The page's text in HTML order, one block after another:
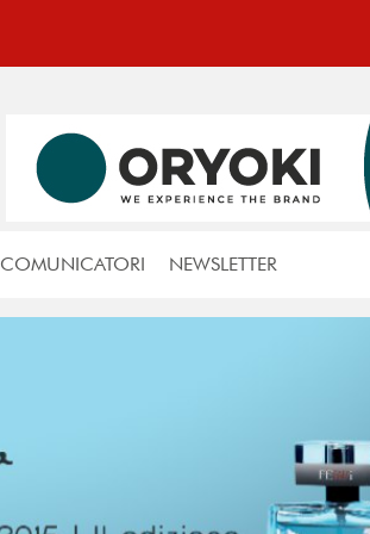
COMUNICATORI NEWSLETTER